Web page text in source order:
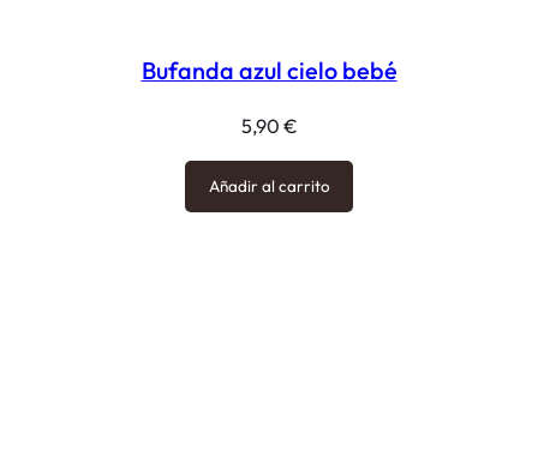
Bufanda azul cielo bebé
5,90 €
Añadir al carrito